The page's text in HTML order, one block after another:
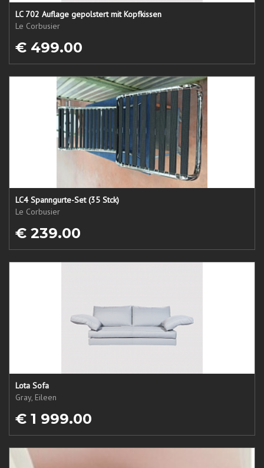
LC 702 Auflage gepolstert mit Kopfkissen
Le Corbusier
€ 499.00
LC4 Spanngurte-Set (35 Stck)
Le Corbusier
€ 239.00
Lota Sofa
Gray, Eileen
€ 1 999.00